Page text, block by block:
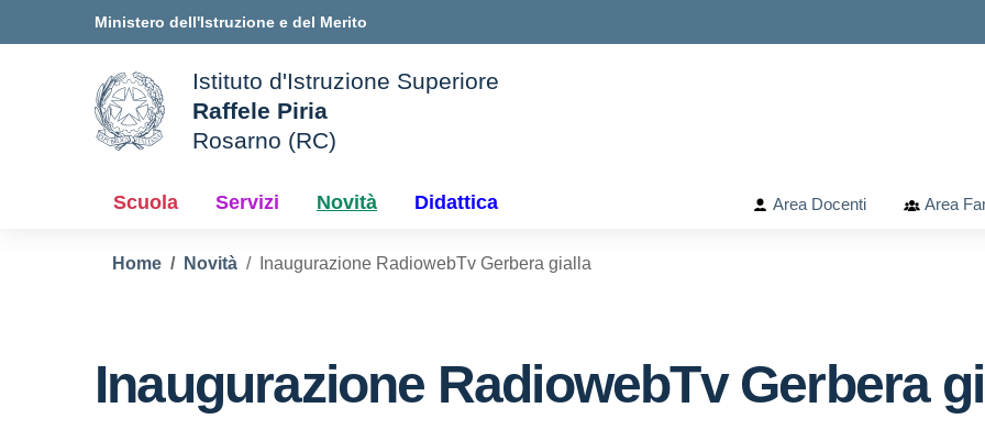
Ministero dell'Istruzione e del Merito
della scuola
Istituto d'Istruzione Superiore
Raffele Piria
Rosarno (RC)
Scuola Servizi Novità Didattica Area Docenti Area
Home Novità Inaugurazione RadiowebTv Gerbera gialla
Inaugurazione RadiowebTv Gerbera